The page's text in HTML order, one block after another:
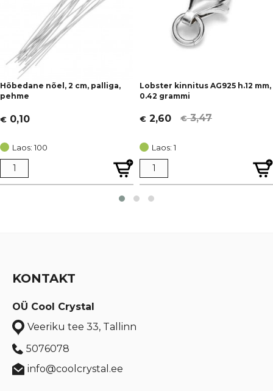
Hõbedane nõel, 2 cm, palliga,
pehme
€ 0,10
Laos: 100
Lobster kinnitus AG925 h.12 mm,
0.42 grammi
€3,47
Algne
oli:
€ 3,47.
€ 2,60
Current
is:
€ 2,60.
Laos: 1
KONTAKT
OÜ Cool Crystal
Veeriku tee 33, Tallinn
5076078
info@coolcrystal.ee